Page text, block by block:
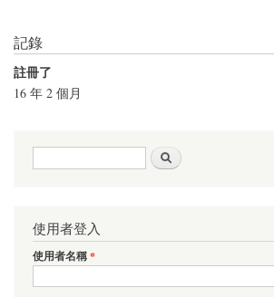
記錄
註冊了
16 年 2 個月
搜尋表單
使用者登入
使用者名稱*